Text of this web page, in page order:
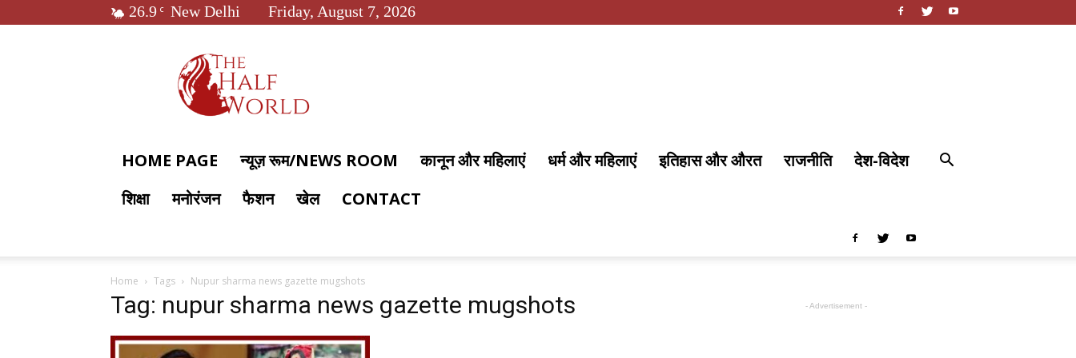
26.9 C New Delhi Friday, August 7, 2026
World
HOME PAGE न्यूज़ रूम/NEWS ROOM कानून और महिलाएं धर्म और महिलाएं इतिहास और औरत राजनीति
देश-विदेश
शिक्षा
मनोरंजन फैशन खेल CONTACT
Home Tags Nupur sharma news gazette mugshots
Tag: nupur sharma news gazette mugshots - Advertisement -